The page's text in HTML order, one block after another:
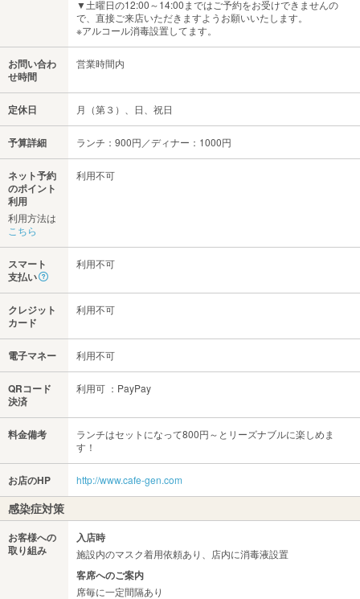
▼土曜日の12:00～14:00まではご予約をお受けできませんの
で、直接ご来店いただきますようお願いいたします。
※アルコール消毒設置してます。
お問い合わ
せ時間
営業時間内
定休日 月（第３）、日、祝日
予算詳細 ランチ：900円／ディナー：1000円
ネット予約
のポイント
利用
利用方法は
こちら
利用不可
スマート
支払い
利用不可
クレジット
カード
利用不可
電子マネー 利用不可
QRコード
決済
利用可 ：PayPay
料金備考
ランチはセットになって800円～とリーズナブルに楽しめま
す！
お店のHP http://www.cafe-gen.com
感染症対策
お客様への
取り組み
入店時
施設内のマスク着用依頼あり、店内に消毒液設置
客席へのご案内
席毎に一定間隔あり